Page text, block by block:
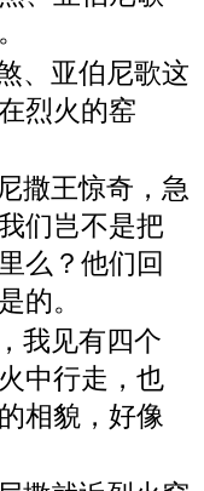
、亚伯尼歌这
烈火的窑
撒王惊奇，急
们岂不是把
么？他们回
的。
我见有四个
中行走，也
相貌，好像